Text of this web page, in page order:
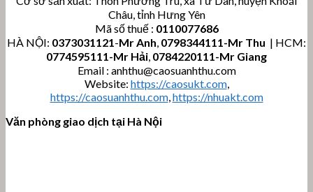
Châu, tỉnh Hưng Yên
Mã số thuế : 0110077686
HÀ NỘI: 0373031121-Mr Anh, 0798344111-Mr Thu | HCM:
0774595111-Mr Hải, 0784220111-Mr Giang
Email : anhthu@caosuanhthu.com
Website: https://caosukt.com,
https://caosuanhthu.com,https://nhuakt.com
Văn phòng giao dịch tại Hà Nội